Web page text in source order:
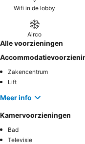
Wifi in de lobby
Airco
Alle voorzieningen
Zakencentrum
Lift
Meer info
Kamervoorzieningen
Bad
Televisie